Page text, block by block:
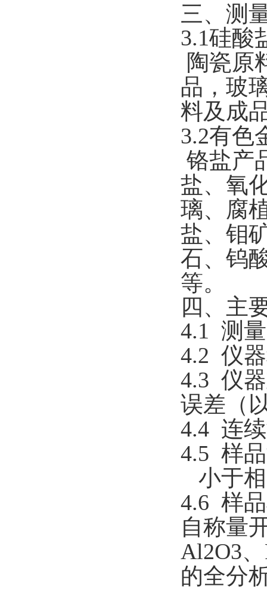
三、测
3.1硅酸
陶瓷原
品，玻
料及成
3.2有色
铬盐产
盐、氧
璃、腐
盐、钼
石、钨
等。
四、主
4.1 测
4.2 仪
4.3 仪
误差（
4.4 连
4.5 样
小于
4.6 样
自称量
Al2O3
的全分